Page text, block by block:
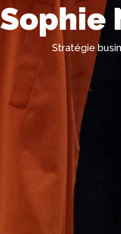
Sophie
Stratégie